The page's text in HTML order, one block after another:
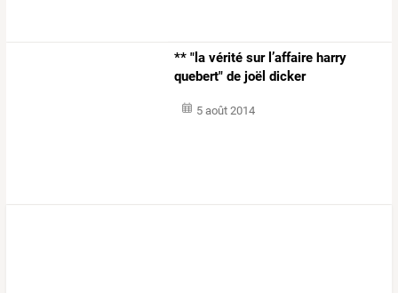
** "la vérité sur l’affaire harry
quebert" de joël dicker
5 août 2014